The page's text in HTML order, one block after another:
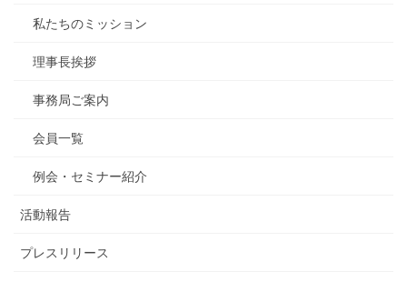
私たちのミッション
理事長挨拶
事務局ご案内
会員一覧
例会・セミナー紹介
活動報告
プレスリリース